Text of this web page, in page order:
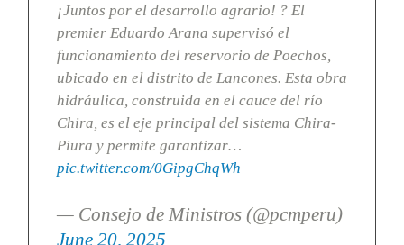
¡Juntos por el desarrollo agrario! ? El
premier Eduardo Arana supervisó el
funcionamiento del reservorio de Poechos,
ubicado en el distrito de Lancones. Esta obra
hidráulica, construida en el cauce del río
Chira, es el eje principal del sistema Chira-
Piura y permite garantizar…
pic.twitter.com/0GipgChqWh
— Consejo de Ministros (@pcmperu)
June 20, 2025